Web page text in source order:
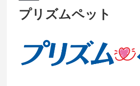
プリズムペット